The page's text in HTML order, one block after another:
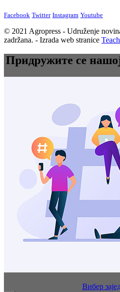
Facebook Twitter Instagram Youtube
© 2021 Agropress - Udruženje
zadržana. - Izrada web stranice
Придружите се
Вибер